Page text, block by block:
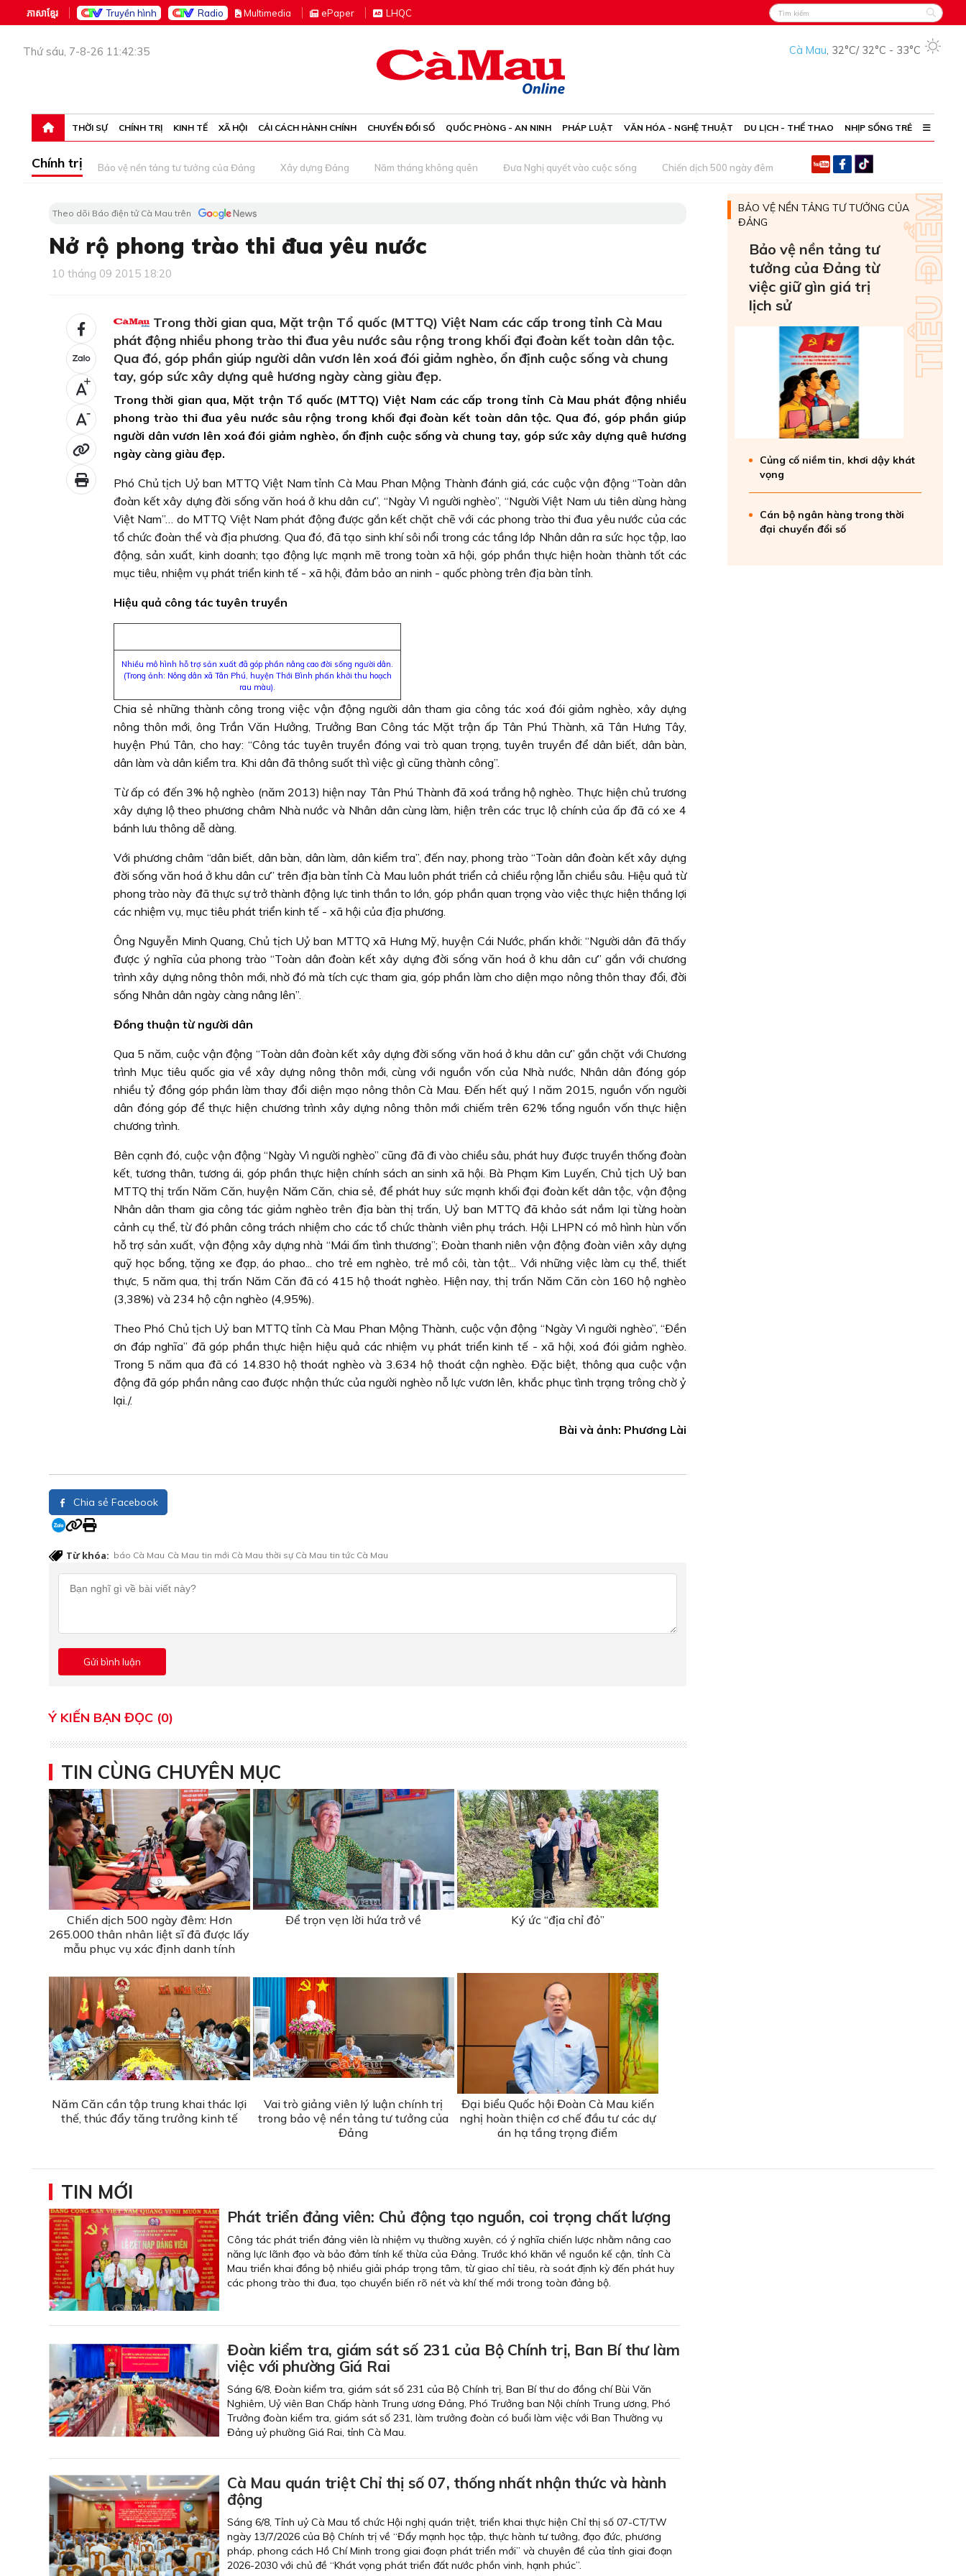
ភាសាខ្មែរ Truyền hình Radio Multimedia ePaper LHQC
Thứ sáu, 7-8-26 11:42:35 Cà Mau, 32°C/ 32°C - 33°C
THỜI SỰ CHÍNH TRỊ KINH TẾ XÃ HỘI CẢI CÁCH HÀNH CHÍNH CHUYỂN ĐỔI SỐ QUỐC PHÒNG - AN NINH PHÁP LUẬT VĂN HÓA - NGHỆ THUẬT DU LỊCH - THỂ THAO NHỊP SỐNG TRẺ
Chính trị Bảo vệ nền tảng tư tưởng của Đảng Xây dựng Đảng Năm tháng không quên Đưa Nghị quyết vào cuộc sống Chiến dịch 500 ngày đêm
Theo dõi Báo điện tử Cà Mau trên
Nở rộ phong trào thi đua yêu nước
10 tháng 09 2015 18:20
+
-
Trong thời gian qua, Mặt trận Tổ quốc (MTTQ) Việt Nam các cấp trong tỉnh Cà Mau
phát động nhiều phong trào thi đua yêu nước sâu rộng trong khối đại đoàn kết toàn dân tộc.
Qua đó, góp phần giúp người dân vươn lên xoá đói giảm nghèo, ổn định cuộc sống và chung
tay, góp sức xây dựng quê hương ngày càng giàu đẹp.
Trong thời gian qua, Mặt trận Tổ quốc (MTTQ) Việt Nam các cấp trong tỉnh Cà Mau phát động nhiều
phong trào thi đua yêu nước sâu rộng trong khối đại đoàn kết toàn dân tộc. Qua đó, góp phần giúp
người dân vươn lên xoá đói giảm nghèo, ổn định cuộc sống và chung tay, góp sức xây dựng quê hương
ngày càng giàu đẹp.
Phó Chủ tịch Uỷ ban MTTQ Việt Nam tỉnh Cà Mau Phan Mộng Thành đánh giá, các cuộc vận động “Toàn dân
đoàn kết xây dựng đời sống văn hoá ở khu dân cư”, “Ngày Vì người nghèo”, “Người Việt Nam ưu tiên dùng hàng
Việt Nam”… do MTTQ Việt Nam phát động được gắn kết chặt chẽ với các phong trào thi đua yêu nước của các
tổ chức đoàn thể và địa phương. Qua đó, đã tạo sinh khí sôi nổi trong các tầng lớp Nhân dân ra sức học tập, lao
động, sản xuất, kinh doanh; tạo động lực mạnh mẽ trong toàn xã hội, góp phần thực hiện hoàn thành tốt các
mục tiêu, nhiệm vụ phát triển kinh tế - xã hội, đảm bảo an ninh - quốc phòng trên địa bàn tỉnh.
Hiệu quả công tác tuyên truyền
Nhiều mô hình hỗ trợ sản xuất đã góp phần nâng cao đời sống người dân.
(Trong ảnh: Nông dân xã Tân Phú, huyện Thới Bình phấn khởi thu hoạch
rau màu).
Chia sẻ những thành công trong việc vận động người dân tham gia công tác xoá đói giảm nghèo, xây dựng
nông thôn mới, ông Trần Văn Hưởng, Trưởng Ban Công tác Mặt trận ấp Tân Phú Thành, xã Tân Hưng Tây,
huyện Phú Tân, cho hay: “Công tác tuyên truyền đóng vai trò quan trọng, tuyên truyền để dân biết, dân bàn,
dân làm và dân kiểm tra. Khi dân đã thông suốt thì việc gì cũng thành công”.
Từ ấp có đến 3% hộ nghèo (năm 2013) hiện nay Tân Phú Thành đã xoá trắng hộ nghèo. Thực hiện chủ trương
xây dựng lộ theo phương châm Nhà nước và Nhân dân cùng làm, hiện trên các trục lộ chính của ấp đã có xe 4
bánh lưu thông dễ dàng.
Với phương châm “dân biết, dân bàn, dân làm, dân kiểm tra”, đến nay, phong trào “Toàn dân đoàn kết xây dựng
đời sống văn hoá ở khu dân cư” trên địa bàn tỉnh Cà Mau luôn phát triển cả chiều rộng lẫn chiều sâu. Hiệu quả từ
phong trào này đã thực sự trở thành động lực tinh thần to lớn, góp phần quan trọng vào việc thực hiện thắng lợi
các nhiệm vụ, mục tiêu phát triển kinh tế - xã hội của địa phương.
Ông Nguyễn Minh Quang, Chủ tịch Uỷ ban MTTQ xã Hưng Mỹ, huyện Cái Nước, phấn khởi: “Người dân đã thấy
được ý nghĩa của phong trào “Toàn dân đoàn kết xây dựng đời sống văn hoá ở khu dân cư” gắn với chương
trình xây dựng nông thôn mới, nhờ đó mà tích cực tham gia, góp phần làm cho diện mạo nông thôn thay đổi, đời
sống Nhân dân ngày càng nâng lên”.
Đồng thuận từ người dân
Qua 5 năm, cuộc vận động “Toàn dân đoàn kết xây dựng đời sống văn hoá ở khu dân cư” gắn chặt với Chương
trình Mục tiêu quốc gia về xây dựng nông thôn mới, cùng với nguồn vốn của Nhà nước, Nhân dân đóng góp
nhiều tỷ đồng góp phần làm thay đổi diện mạo nông thôn Cà Mau. Ðến hết quý I năm 2015, nguồn vốn người
dân đóng góp để thực hiện chương trình xây dựng nông thôn mới chiếm trên 62% tổng nguồn vốn thực hiện
chương trình.
Bên cạnh đó, cuộc vận động “Ngày Vì người nghèo” cũng đã đi vào chiều sâu, phát huy được truyền thống đoàn
kết, tương thân, tương ái, góp phần thực hiện chính sách an sinh xã hội. Bà Phạm Kim Luyến, Chủ tịch Uỷ ban
MTTQ thị trấn Năm Căn, huyện Năm Căn, chia sẻ, để phát huy sức mạnh khối đại đoàn kết dân tộc, vận động
Nhân dân tham gia công tác giảm nghèo trên địa bàn thị trấn, Uỷ ban MTTQ đã khảo sát nắm lại từng hoàn
cảnh cụ thể, từ đó phân công trách nhiệm cho các tổ chức thành viên phụ trách. Hội LHPN có mô hình hùn vốn
hỗ trợ sản xuất, vận động xây dựng nhà “Mái ấm tình thương”; Ðoàn thanh niên vận động đoàn viên xây dựng
quỹ học bổng, tặng xe đạp, áo phao... cho trẻ em nghèo, trẻ mồ côi, tàn tật... Với những việc làm cụ thể, thiết
thực, 5 năm qua, thị trấn Năm Căn đã có 415 hộ thoát nghèo. Hiện nay, thị trấn Năm Căn còn 160 hộ nghèo
(3,38%) và 234 hộ cận nghèo (4,95%).
Theo Phó Chủ tịch Uỷ ban MTTQ tỉnh Cà Mau Phan Mộng Thành, cuộc vận động “Ngày Vì người nghèo”, “Ðền
ơn đáp nghĩa” đã góp phần thực hiện hiệu quả các nhiệm vụ phát triển kinh tế - xã hội, xoá đói giảm nghèo.
Trong 5 năm qua đã có 14.830 hộ thoát nghèo và 3.634 hộ thoát cận nghèo. Ðặc biệt, thông qua cuộc vận
động đã góp phần nâng cao được nhận thức của người nghèo nỗ lực vươn lên, khắc phục tình trạng trông chờ ỷ
lại./.
Bài và ảnh: Phương Lài
Chia sẻ Facebook
Từ khóa: báo Cà Mau Cà Mau tin mới Cà Mau thời sự Cà Mau tin tức Cà Mau
Ý KIẾN BẠN ĐỌC (0)
TIN CÙNG CHUYÊN MỤC
Chiến dịch 500 ngày đêm: Hơn
265.000 thân nhân liệt sĩ đã được lấy
mẫu phục vụ xác định danh tính
Ðể trọn vẹn lời hứa trở về Ký ức “địa chỉ đỏ”
Năm Căn cần tập trung khai thác lợi
thế, thúc đẩy tăng trưởng kinh tế
Vai trò giảng viên lý luận chính trị
trong bảo vệ nền tảng tư tưởng của
Đảng
Đại biểu Quốc hội Đoàn Cà Mau kiến
nghị hoàn thiện cơ chế đầu tư các dự
án hạ tầng trọng điểm
BẢO VỆ NỀN TẢNG TƯ TƯỞNG CỦA
ĐẢNG
Bảo vệ nền tảng tư
tưởng của Ðảng từ
việc giữ gìn giá trị
lịch sử
Củng cố niềm tin, khơi dậy khát
vọng
Cán bộ ngân hàng trong thời
đại chuyển đổi số
TIN MỚI
Phát triển đảng viên: Chủ động tạo nguồn, coi trọng chất lượng
Công tác phát triển đảng viên là nhiệm vụ thường xuyên, có ý nghĩa chiến lược nhằm nâng cao
năng lực lãnh đạo và bảo đảm tính kế thừa của Ðảng. Trước khó khăn về nguồn kế cận, tỉnh Cà
Mau triển khai đồng bộ nhiều giải pháp trọng tâm, từ giao chỉ tiêu, rà soát định kỳ đến phát huy
các phong trào thi đua, tạo chuyển biến rõ nét và khí thế mới trong toàn đảng bộ.
Đoàn kiểm tra, giám sát số 231 của Bộ Chính trị, Ban Bí thư làm
việc với phường Giá Rai
Sáng 6/8, Đoàn kiểm tra, giám sát số 231 của Bộ Chính trị, Ban Bí thư do đồng chí Bùi Văn
Nghiêm, Uỷ viên Ban Chấp hành Trung ương Đảng, Phó Trưởng ban Nội chính Trung ương, Phó
Trưởng đoàn kiểm tra, giám sát số 231, làm trưởng đoàn có buổi làm việc với Ban Thường vụ
Đảng uỷ phường Giá Rai, tỉnh Cà Mau.
Cà Mau quán triệt Chỉ thị số 07, thống nhất nhận thức và hành
động
Sáng 6/8, Tỉnh uỷ Cà Mau tổ chức Hội nghị quán triệt, triển khai thực hiện Chỉ thị số 07-CT/TW
ngày 13/7/2026 của Bộ Chính trị về “Đẩy mạnh học tập, thực hành tư tưởng, đạo đức, phương
pháp, phong cách Hồ Chí Minh trong giai đoạn phát triển mới” và chuyên đề của tỉnh giai đoạn
2026-2030 với chủ đề “Khát vọng phát triển đất nước phồn vinh, hạnh phúc”.